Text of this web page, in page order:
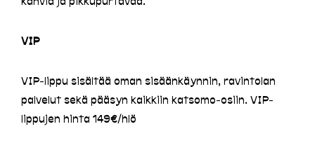
VIP
VIP-lippu sisältää oman sisäänkäynnin, ravintolan
palvelut sekä pääsyn kaikkiin katsomo-osiin. VIP-
lippujen hinta 149€/hlö